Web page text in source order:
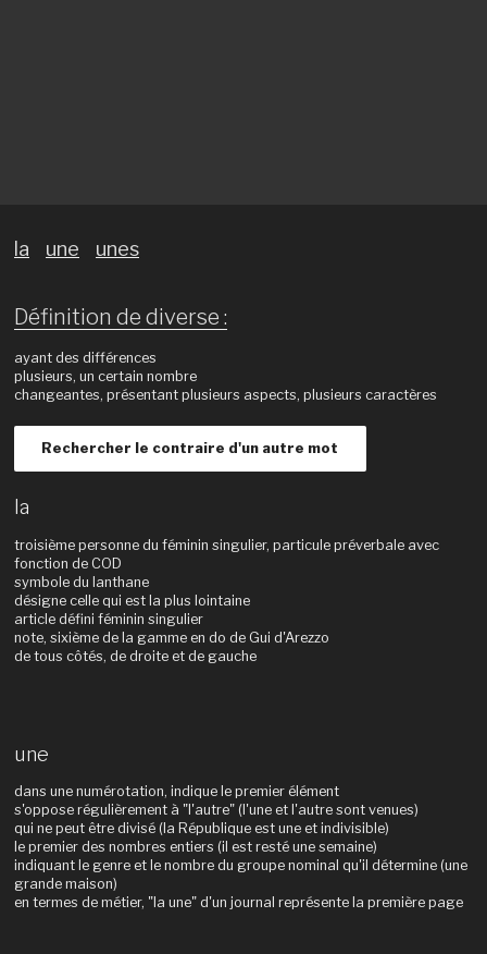
la une unes
Définition de diverse :
ayant des différences
plusieurs, un certain nombre
changeantes, présentant plusieurs aspects, plusieurs caractères
Rechercher le contraire d'un autre mot
la
troisième personne du féminin singulier, particule préverbale avec
fonction de COD
symbole du lanthane
désigne celle qui est la plus lointaine
article défini féminin singulier
note, sixième de la gamme en do de Gui d'Arezzo
de tous côtés, de droite et de gauche
une
dans une numérotation, indique le premier élément
s'oppose régulièrement à "l'autre" (l'une et l'autre sont venues)
qui ne peut être divisé (la République est une et indivisible)
le premier des nombres entiers (il est resté une semaine)
indiquant le genre et le nombre du groupe nominal qu'il détermine (une
grande maison)
en termes de métier, "la une" d'un journal représente la première page